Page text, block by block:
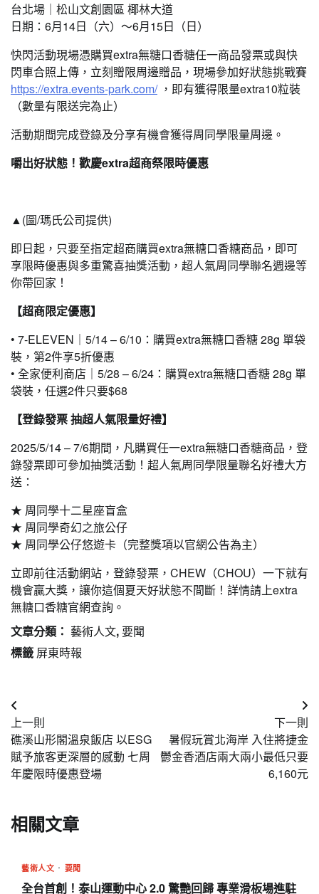
台北場｜松山文創園區 椰林大道
日期：6月14日（六）～6月15日（日）
快閃活動現場憑購買extra無糖口香糖任一商品發票或與快
閃車合照上傳，立刻贈限周邊贈品，現場參加好狀態挑戰賽
https://extra.events-park.com/，即有獲得限量extra10粒裝
（數量有限送完為止）
活動期間完成登錄及分享有機會獲得周同學限量周邊。
嚼出好狀態！歡慶extra超商祭限時優惠
▲(圖/瑪氏公司提供)
即日起，只要至指定超商購買extra無糖口香糖商品，即可
享限時優惠與多重驚喜抽獎活動，超人氣周同學聯名週邊等
你帶回家！
【超商限定優惠】
• 7-ELEVEN｜5/14 – 6/10：購買extra無糖口香糖 28g 單袋
裝，第2件享5折優惠
• 全家便利商店｜5/28 – 6/24：購買extra無糖口香糖 28g 單
袋裝，任選2件只要$68
【登錄發票 抽超人氣限量好禮】
2025/5/14 – 7/6期間，凡購買任一extra無糖口香糖商品，登
錄發票即可參加抽獎活動！超人氣周同學限量聯名好禮大方
送：
★ 周同學十二星座盲盒
★ 周同學奇幻之旅公仔
★ 周同學公仔悠遊卡（完整獎項以官網公告為主）
立即前往活動網站，登錄發票，CHEW（CHOU）一下就有
機會贏大獎，讓你這個夏天好狀態不間斷！詳情請上extra
無糖口香糖官網查詢。
文章分類： 藝術人文,要聞
標籤 屏東時報
文
章
導
覽
上一則
礁溪山形閣溫泉飯店 以ESG
賦予旅客更深層的感動 七周
年慶限時優惠登場
下一則
暑假玩賞北海岸 入住將捷金
鬱金香酒店兩大兩小最低只要
6,160元
相關文章
藝術人文 要聞
全台首創！泰山運動中心 2.0 驚艷回歸 專業滑板場進駐